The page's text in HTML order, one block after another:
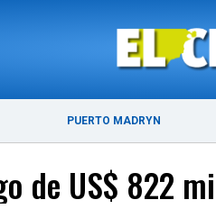
PUERTO MADRYN
de US$ 822